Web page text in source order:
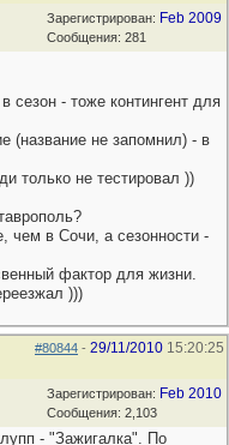
Зарегистрирован: Feb 2009
Сообщения: 281
сезон - тоже контингент для
(название не запомнил) - в
только не тестировал ))
чем в Сочи, а сезонности -
фактор для жизни.
)))
#80844 - 29/11/2010 15:20:25
Зарегистрирован: Feb 2010
Сообщения: 2,103
- "Зажигалка". По